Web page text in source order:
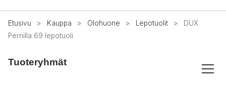
Etusivu > Kauppa > Olohuone > Lepotuolit >
DUX
Pernilla 69 lepotuoli
Tuoteryhmät